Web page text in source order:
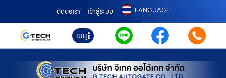
ติดต่อเรา เข้าสู่ระบบ LANGUAGE
เมนู